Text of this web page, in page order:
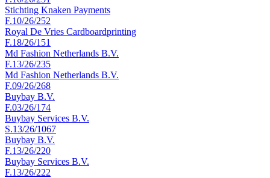
Stichting Knaken Payments
F.10/26/252
Royal De Vries Cardboardprinting
F.18/26/151
Md Fashion Netherlands B.V.
F.13/26/235
Md Fashion Netherlands B.V.
F.09/26/268
Buybay B.V.
F.03/26/174
Buybay Services B.V.
S.13/26/1067
Buybay B.V.
F.13/26/220
Buybay Services B.V.
F.13/26/222